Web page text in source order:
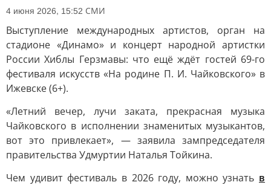
4 июня 2026, 15:52 СМИ
Выступление международных артистов, орган на
стадионе «Динамо» и концерт народной артистки
России Хиблы Герзмавы: что ещё ждёт гостей 69-го
фестиваля искусств «На родине П. И. Чайковского» в
Ижевске (6+).
«Летний вечер, лучи заката, прекрасная музыка
Чайковского в исполнении знаменитых музыкантов,
вот это привлекает», — заявила зампредседателя
правительства Удмуртии Наталья Тойкина.
Чем удивит фестиваль в 2026 году, можно узнать в